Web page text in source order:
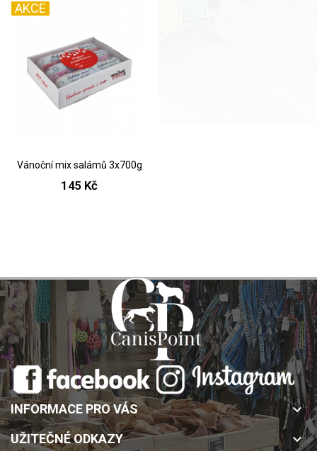
AKCE
Vánoční mix salámů 3x700g
145 Kč
INFORMACE PRO VÁS keyboard_arrow_down
UŽITEČNÉ ODKAZY keyboard_arrow_down